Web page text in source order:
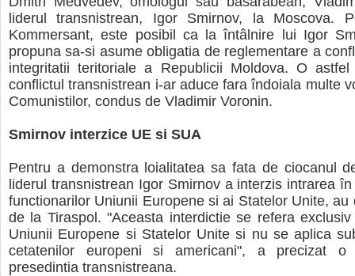
liderul transnistrean, Igor Smirnov, la Moscova.
Kommersant, este posibil ca la întâlnire lui Igor
propuna sa-si asume obligatia de reglementare a
integritatii teritoriale a Republicii Moldova. O
conflictul transnistrean i-ar aduce fara îndoiala multe
Comunistilor, condus de Vladimir Voronin.
Smirnov interzice UE si SUA
Pentru a demonstra loialitatea sa fata de ciocanul
liderul transnistrean Igor Smirnov a interzis intrarea
functionarilor Uniunii Europene si ai Statelor Unite, au
de la Tiraspol. "Aceasta interdictie se refera
Uniunii Europene si Statelor Unite si nu se aplica
cetatenilor europeni si americani", a precizat
presedintia transnistreana.